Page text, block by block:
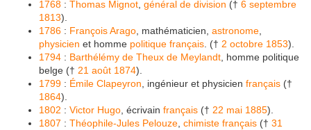
1768 : Thomas Mignot général de division († 6 septembre
1813).
1786 : François Arago , mathématicien, astronome
physicien et homme politique français . († 2 octobre 1853).
1794 : Barthélémy de Theux de Meylandt , homme politique
belge († 21 août 1874).
1799 : Émile Clapeyron , ingénieur et physicien français (†
1864).
1802 : Victor Hugo , écrivain français († 22 mai 1885).
1807 : Théophile-Jules Pelouze chimiste français († 31